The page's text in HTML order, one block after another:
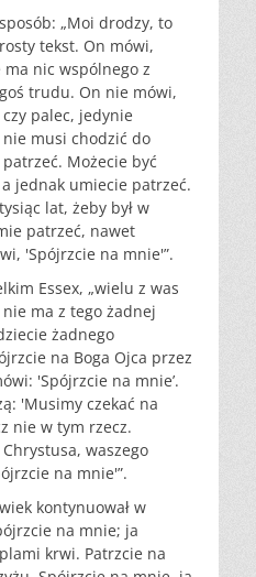
„Moi drodzy, to
tekst. On mówi,
ma nic wspólnego z
trudu. On nie mówi,
palec, jedynie
nie musi chodzić do
Możecie być
jednak umiecie patrzeć.
lat, żeby był w
patrzeć, nawet
'Spójrzcie na mnie'”.
Essex, „wielu z was
ma z tego żadnej
żadnego
na Boga Ojca przez
'Spójrzcie na mnie’.
'Musimy czekać na
nie w tym rzecz.
waszego
na mnie'”.
kontynuował w
na mnie; ja
krwi. Patrzcie na